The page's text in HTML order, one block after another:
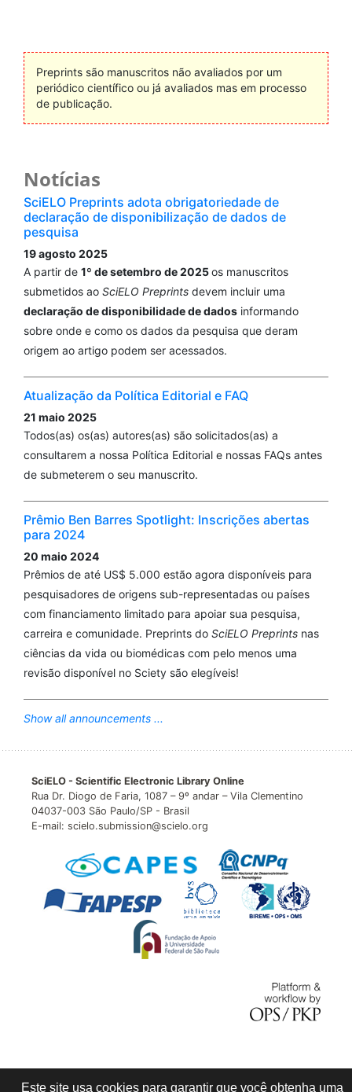
Preprints são manuscritos não avaliados por um
periódico científico ou já avaliados mas em processo
de publicação.
Notícias
SciELO Preprints adota obrigatoriedade de
declaração de disponibilização de dados de
pesquisa
19 agosto 2025
A partir de 1º de setembro de 2025os manuscritos
submetidos ao SciELO Preprints devem incluir uma
declaração de disponibilidade de dados informando
sobre onde e como os dados da pesquisa que deram
origem ao artigo podem ser acessados.
Atualização da Política Editorial e FAQ
21 maio 2025
Todos(as) os(as) autores(as) são solicitados(as) a
consultarem a nossa Política Editorial e nossas FAQs antes
de submeterem o seu manuscrito.
Prêmio Ben Barres Spotlight: Inscrições abertas
para 2024
20 maio 2024
Prêmios de até US$ 5.000 estão agora disponíveis para
pesquisadores de origens sub-representadas ou países
com financiamento limitado para apoiar sua pesquisa,
carreira e comunidade. Preprints do SciELO Preprints nas
ciências da vida ou biomédicas com pelo menos uma
revisão disponível no Sciety são elegíveis!
Show all announcements ...
SciELO - Scientific Electronic Library Online
Rua Dr. Diogo de Faria, 1087 – 9º andar – Vila Clementino
04037-003 São Paulo/SP - Brasil
E-mail: scielo.submission@scielo.org
Este site usa cookies para garantir que você obtenha uma